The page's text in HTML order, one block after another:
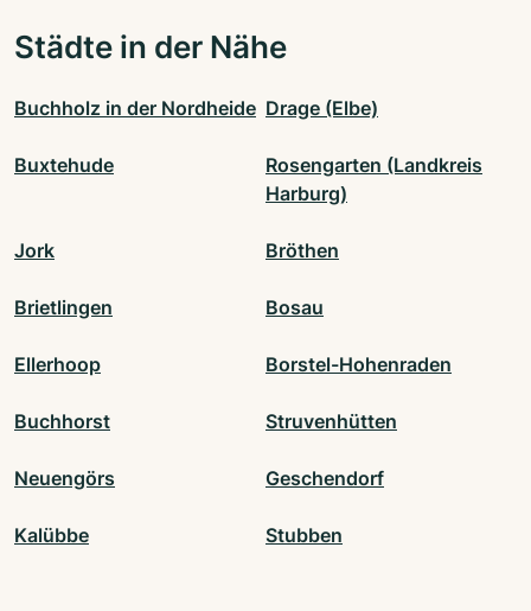
Städte in der Nähe
Buchholz in der Nordheide Drage (Elbe)
Buxtehude
Rosengarten (Landkreis
Harburg)
Jork Bröthen
Brietlingen Bosau
Ellerhoop Borstel-Hohenraden
Buchhorst Struvenhütten
Neuengörs Geschendorf
Kalübbe Stubben